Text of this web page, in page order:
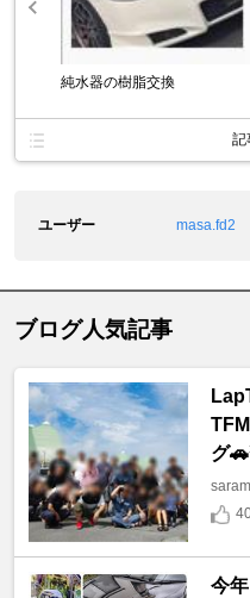
純水器の樹脂交換
記
ユーザー masa.fd2
ブログ人気記事
グ
今